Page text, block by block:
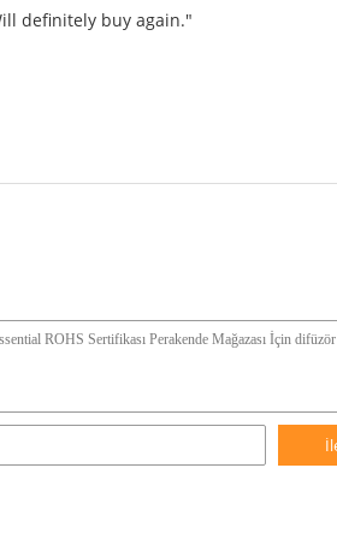
definitely buy again."